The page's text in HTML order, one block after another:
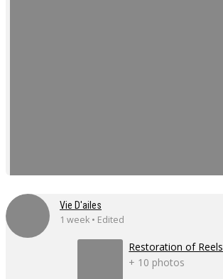
Vie D'ailes
1 week • Edited
Restoration of Reels
+ 10 photos